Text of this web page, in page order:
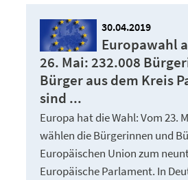
30.04.2019
Europawahl
26. Mai: 232.008
Bürger aus dem Kreis
sind ...
Europa hat die Wahl: Vom 23.
wählen die Bürgerinnen und
Europäischen Union zum
Europäische Parlament. In